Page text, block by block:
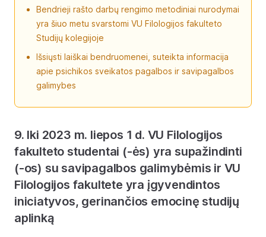
Bendrieji rašto darbų rengimo metodiniai nurodymai
yra šiuo metu svarstomi VU Filologijos fakulteto
Studijų kolegijoje
Išsiųsti laiškai bendruomenei, suteikta informacija
apie psichikos sveikatos pagalbos ir savipagalbos
galimybes
9. Iki 2023 m. liepos 1 d. VU Filologijos
fakulteto studentai (-ės) yra supažindinti
(-os) su savipagalbos galimybėmis ir VU
Filologijos fakultete yra įgyvendintos
iniciatyvos, gerinančios emocinę studijų
aplinką